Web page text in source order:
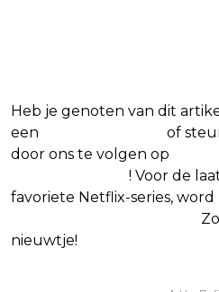
Heb je genoten van dit
een
of
door ons te volgen op
! Voor de
favoriete Netflix-series, word
nieuwtje!